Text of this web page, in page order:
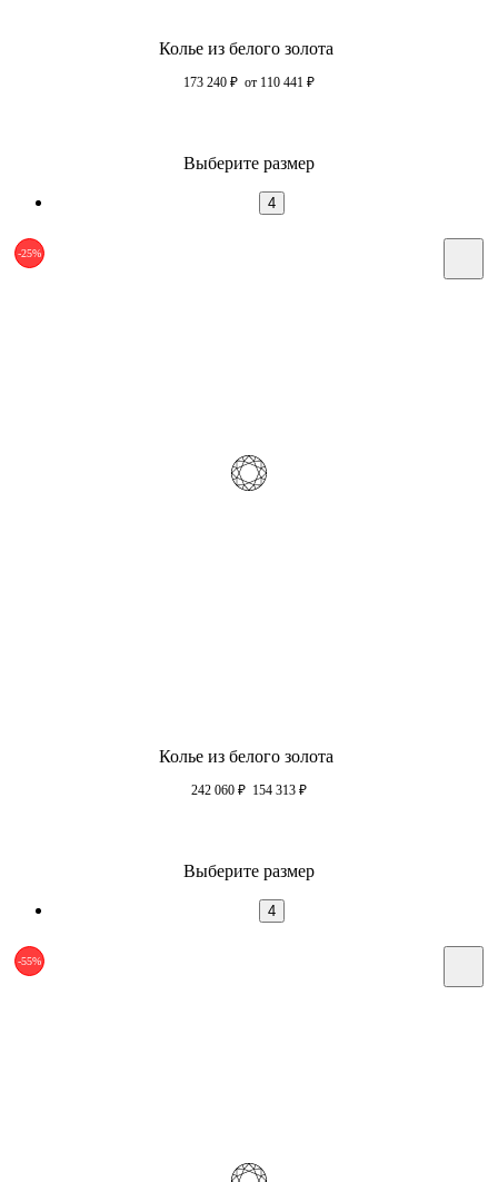
Колье из белого золота
173 240 ₽ от 110 441 ₽
Выберите размер
4
-25%
Колье из белого золота
242 060 ₽ 154 313 ₽
Выберите размер
4
-55%